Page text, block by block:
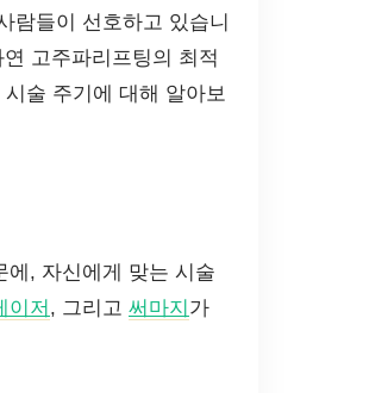
람들이 선호하고 있습니
고주파리프팅의 최적
술 주기에 대해 알아보
에, 자신에게 맞는 시술
이저 , 그리고 써마지 가